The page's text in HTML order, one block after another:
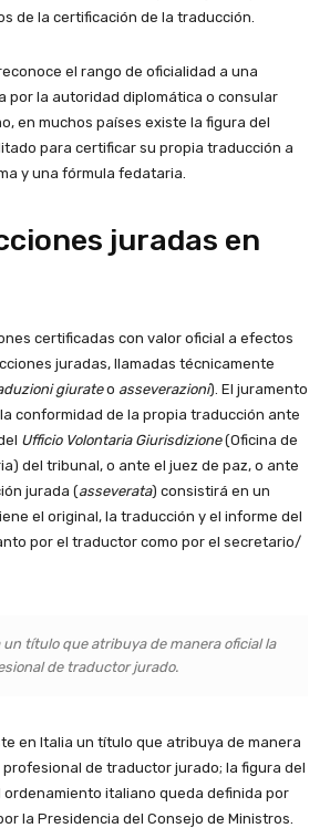
de la certificación de la traducción.
el rango de oficialidad a una
por la autoridad diplomática o consular
en muchos países existe la figura del
para certificar su propia traducción a
y una fórmula fedataria.
juradas en
certificadas con valor oficial a efectos
juradas, llamadas técnicamente
giurateo asseverazioni). El juramento
conformidad de la propia traducción ante
Ufficio Volontaria Giurisdizione(Oficina de
del tribunal, o ante el juez de paz, o ante
jurada (asseverata) consistirá en un
el original, la traducción y el informe del
por el traductor como por el secretario/
un título que atribuya de manera oficial la
de traductor jurado.
en Italia un título que atribuya de manera
de traductor jurado; la figura del
italiano queda definida por
la Presidencia del Consejo de Ministros.